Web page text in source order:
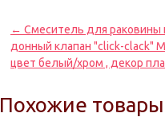
← Смеситель для раковины
донный клапан "click-clack"
цвет белый/хром , декор
Похожие товары